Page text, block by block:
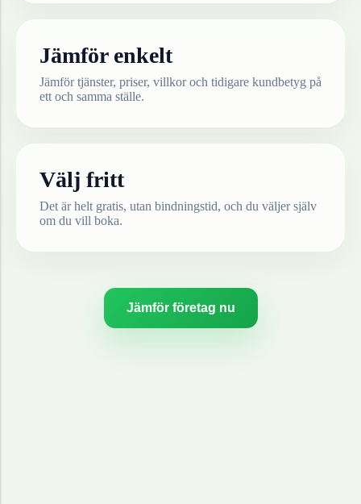
Jämför enkelt
Jämför tjänster, priser, villkor och tidigare kundbetyg på
ett och samma ställe.
Välj fritt
Det är helt gratis, utan bindningstid, och du väljer själv
om du vill boka.
Jämför företag nu